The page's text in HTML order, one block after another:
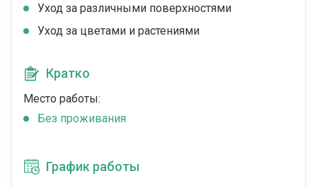
Уход за различными поверхностями
Уход за цветами и растениями
Кратко
Место работы:
Без проживания
График работы